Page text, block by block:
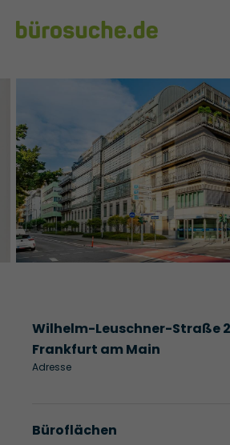
Wilhelm-Leuschner-Straße
Frankfurt am Main
Adresse
Büroflächen